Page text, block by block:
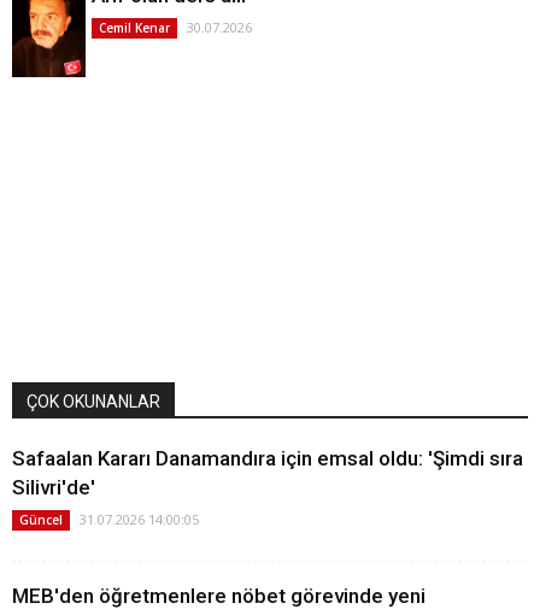
Cemil Kenar 30.07.2026
ÇOK OKUNANLAR
Safaalan Kararı Danamandıra için emsal oldu: 'Şimdi sıra
Silivri'de'
Güncel 31.07.2026 14:00:05
MEB'den öğretmenlere nöbet görevinde yeni